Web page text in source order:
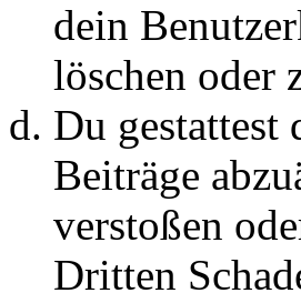
dein
löschen oder
Du gestattest
Beiträge
verstoßen
Dritten